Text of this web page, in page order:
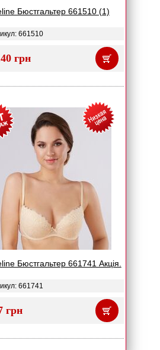
Бюстгальтер 661510 (1)
661510
грн
Бюстгальтер 661741 Акція.
661741
грн